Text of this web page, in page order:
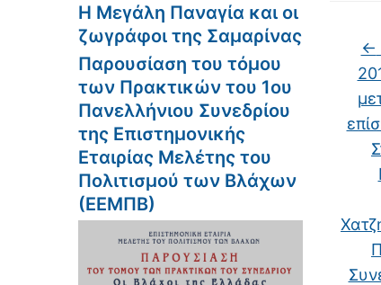
Η Μεγάλη Παναγία και οι
ζωγράφοι της Σαμαρίνας
Παρουσίαση του τόμου
των Πρακτικών του 1ου
Πανελλήνιου Συνεδρίου
της Επιστημονικής
Εταιρίας Μελέτης του
Πολιτισμού των Βλάχων
(ΕΕΜΠΒ)
←